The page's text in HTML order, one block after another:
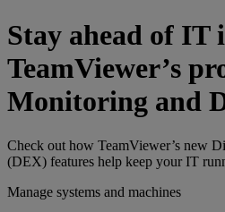
Stay ahead of IT
TeamViewer’s
Monitoring and
Check out how TeamViewer’s new
(DEX) features help keep your IT
Manage systems and machines